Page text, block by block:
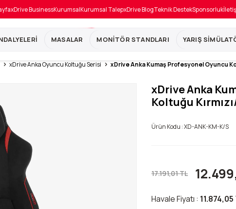
xDrive BusinessKurumsalKurumsal TalepxDrive BlogTeknik DestekSponsorluk
MASALAR MONİTÖR STANDLARI YARIŞ
xDrive Anka Oyuncu Koltuğu Serisi xDrive Anka Kumaş Profesyonel Oyuncu
xDrive Anka
Koltuğu
Ürün Kodu :XD-ANK-KM-K/S
17.191,01TL
Havale Fiyatı : 11.874,05